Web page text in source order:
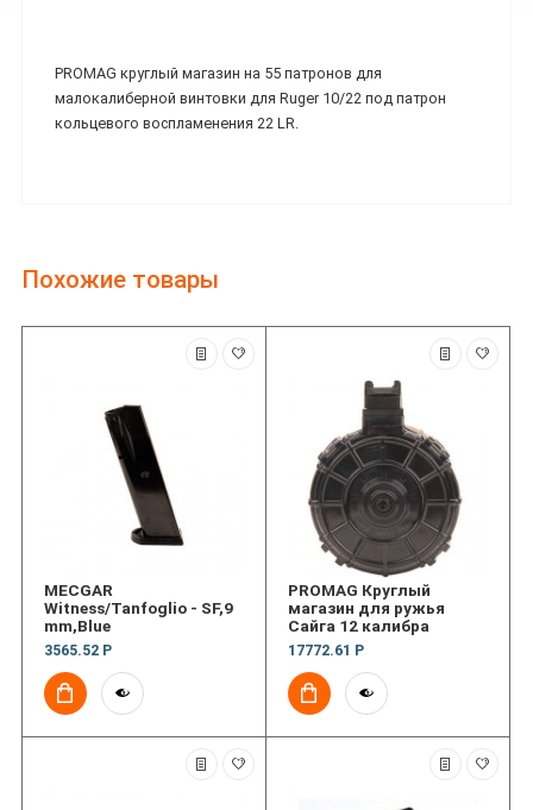
PROMAG круглый магазин на 55 патронов для
малокалиберной винтовки для Ruger 10/22 под патрон
кольцевого воспламенения 22 LR.
Похожие товары
MECGAR
Witness/Tanfoglio - SF,9
mm,Blue
3565.52 Р
PROMAG Круглый
магазин для ружья
Сайга 12 калибра
17772.61 Р